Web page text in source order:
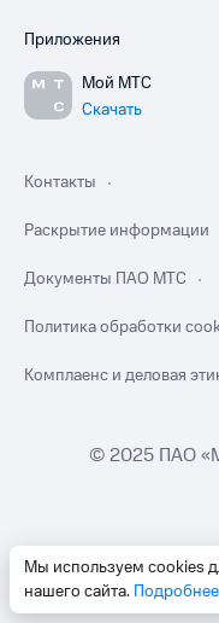
Мы используем cookies
нашего сайта. Подробнее
Приложения
Мой МТС
Скачать
Контакты
Раскрытие информации
Документы ПАО МТС
Политика обработки
Комплаенс и деловая
© 2025 ПАО